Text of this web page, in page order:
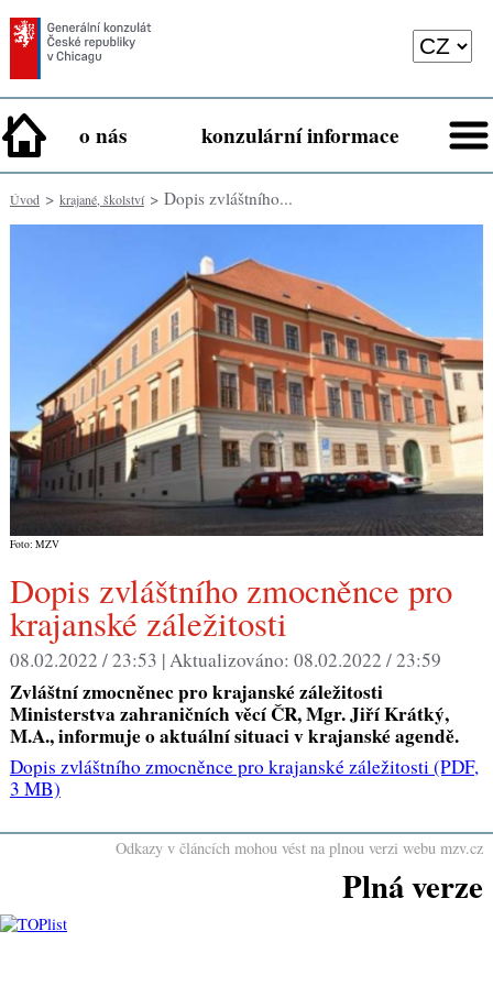
o nás konzulární informace
Úvod> krajané, školství> Dopis zvláštního...
Foto: MZV
Dopis zvláštního zmocněnce pro
krajanské záležitosti
08.02.2022 / 23:53 |Aktualizováno: 08.02.2022 / 23:59
Zvláštní zmocněnec pro krajanské záležitosti
Ministerstva zahraničních věcí ČR, Mgr. Jiří Krátký,
M.A., informuje o aktuální situaci v krajanské agendě.
Dopis zvláštního zmocněnce pro krajanské záležitosti(PDF,
3 MB)
Odkazy v článcích mohou vést na plnou verzi webu mzv.cz
Plná verze